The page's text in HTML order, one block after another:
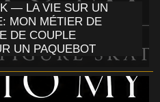
— LA VIE SUR UN
MON MÉTIER DE
DE COUPLE
UN PAQUEBOT